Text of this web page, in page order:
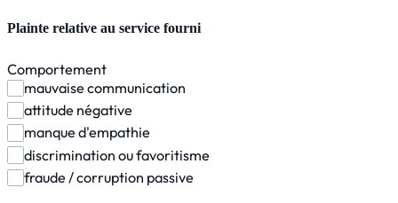
Plainte relative au service fourni
Comportement
mauvaise communication
attitude négative
manque d'empathie
discrimination ou favoritisme
fraude / corruption passive